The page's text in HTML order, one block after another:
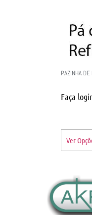
PAZINHA
Faça
Ver